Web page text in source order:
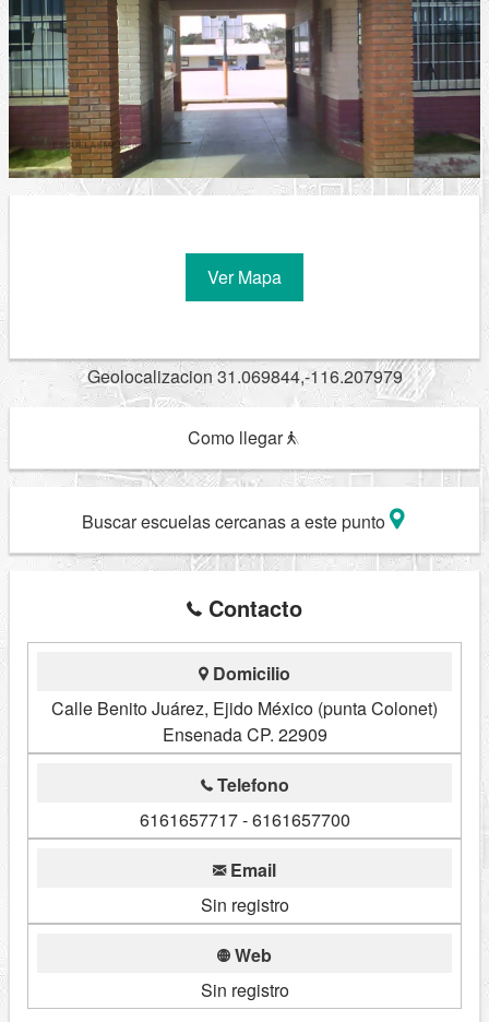
Ver Mapa
Geolocalizacion 31.069844,-116.207979
Como llegar
Buscar escuelas cercanas a este punto
Contacto
Domicilio
Calle Benito Juárez, Ejido México (punta Colonet)
Ensenada CP. 22909
Telefono
6161657717 - 6161657700
Email
Sin registro
Web
Sin registro